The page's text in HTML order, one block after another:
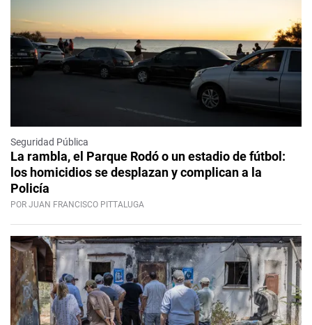
Seguridad Pública
La rambla, el Parque Rodó o un estadio de fútbol:
los homicidios se desplazan y complican a la
Policía
POR JUAN FRANCISCO PITTALUGA